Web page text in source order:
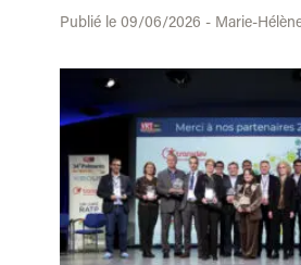
Publié le 09/06/2026 - Marie-